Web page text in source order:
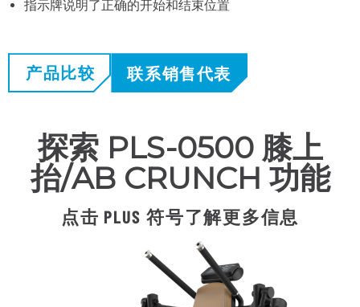
指示牌说明了正确的开始和结束位置
产品比较 联系销售代表
探索 PLS-0500 膝上
抬/AB CRUNCH 功能
点击 PLUS 符号了解更多信息